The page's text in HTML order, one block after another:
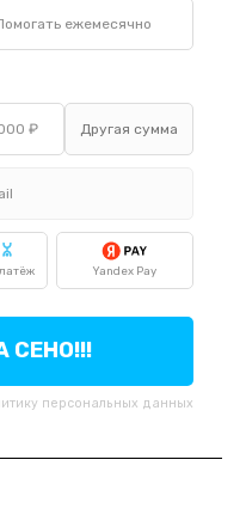
ежемесячно
₽
Yandex Pay
СЕНО!!!
персональных данных